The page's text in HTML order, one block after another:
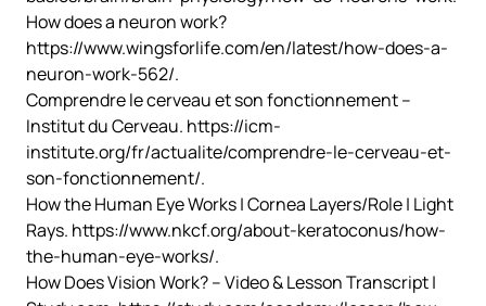
How does a neuron work?
https://www.wingsforlife.com/en/latest/how-does-a-
neuron-work-562/.
Comprendre le cerveau et son fonctionnement –
Institut du Cerveau. https://icm-
institute.org/fr/actualite/comprendre-le-cerveau-et-
son-fonctionnement/.
How the Human Eye Works | Cornea Layers/Role | Light
Rays. https://www.nkcf.org/about-keratoconus/how-
the-human-eye-works/.
How Does Vision Work? – Video & Lesson Transcript |